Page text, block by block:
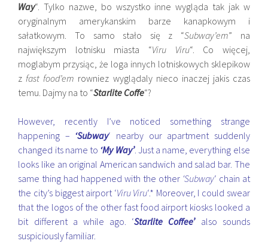
Way“. Tylko nazwe, bo wszystko inne wygląda tak jak w
oryginalnym amerykanskim barze kanapkowym i
sałatkowym. To samo stało się z “Subway’em” na
największym lotnisku miasta “Viru Viru“. Co więcej,
moglabym przysiąc, że loga innych lotniskowych sklepikow
zfast food’em rowniez wyglądaly nieco inaczej jakis czas
temu. Dajmy na to “Starlite Coffe“?
However, recently I’ve noticed something strange
happening – ‘Subway‘ nearby our apartment suddenly
changed its name to ‘My Way’. Just a name, everything else
looks like an original American sandwich and salad bar. The
same thing had happened with the other ‘Subway‘ chain at
the city’s biggest airport ‘Viru Viru‘.* Moreover, I could swear
that the logos of the other fast food airport kiosks looked a
bit different a while ago. ‘Starlite Coffee’also sounds
suspiciously familiar.